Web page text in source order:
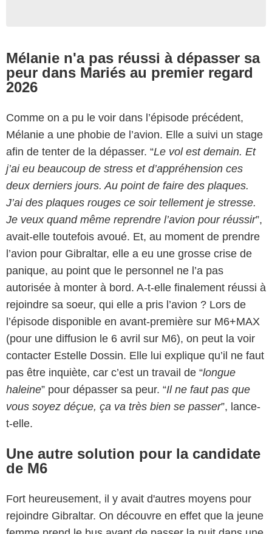
Mélanie n'a pas réussi à dépasser sa
peur dans Mariés au premier regard
2026
Comme on a pu le voir dans l’épisode précédent,
Mélanie a une phobie de l’avion. Elle a suivi un stage
afin de tenter de la dépasser. “Le vol est demain. Et
j’ai eu beaucoup de stress et d’appréhension ces
deux derniers jours. Au point de faire des plaques.
J’ai des plaques rouges ce soir tellement je stresse.
Je veux quand même reprendre l’avion pour réussir”,
avait-elle toutefois avoué. Et, au moment de prendre
l’avion pour Gibraltar, elle a eu une grosse crise de
panique, au point que le personnel ne l’a pas
autorisée à monter à bord. A-t-elle finalement réussi à
rejoindre sa soeur, qui elle a pris l’avion ? Lors de
l’épisode disponible en avant-première sur M6+MAX
(pour une diffusion le 6 avril sur M6), on peut la voir
contacter Estelle Dossin. Elle lui explique qu’il ne faut
pas être inquiète, car c’est un travail de “longue
haleine” pour dépasser sa peur. “Il ne faut pas que
vous soyez déçue, ça va très bien se passer”, lance-
t-elle.
Une autre solution pour la candidate
de M6
Fort heureusement, il y avait d'autres moyens pour
rejoindre Gibraltar. On découvre en effet que la jeune